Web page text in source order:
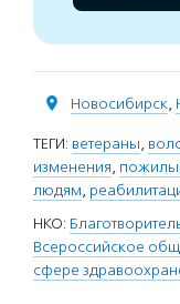
Новосибирск,
ТЕГИ: ветераны,
изменения,
людям,
НКО:
Всероссийское
сфере